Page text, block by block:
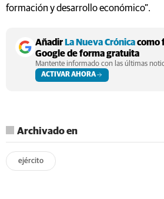
formación y desarrollo económico”.
AñadirLa Nueva Crónicacomo
Google de forma gratuita
Mantente informado con las últimas
ACTIVAR AHORA
Archivado en
ejército